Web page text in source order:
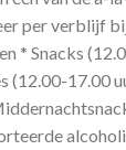
per verblijf
* Snacks
(12.00-17.00